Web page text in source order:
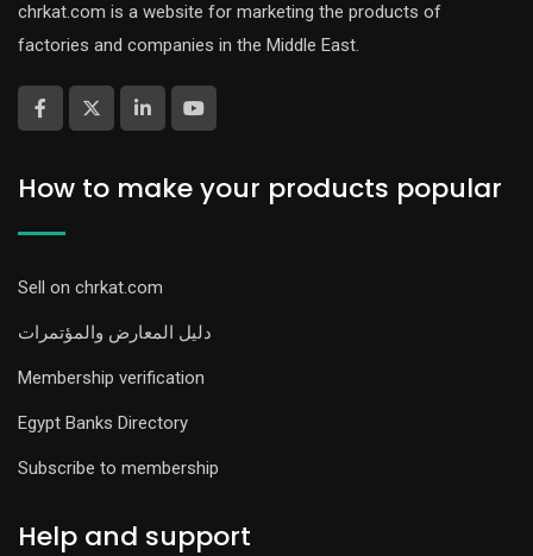
chrkat.com is a website for marketing the products of
factories and companies in the Middle East.
How to make your products popular
Sell on chrkat.com
دليل المعارض والمؤتمرات
Membership verification
Egypt Banks Directory
Subscribe to membership
Help and support